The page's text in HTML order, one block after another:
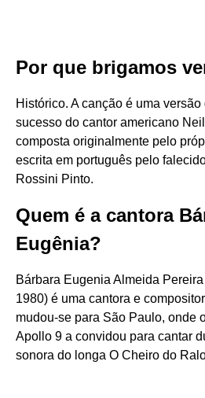
Por que brigamos
Histórico. A canção é uma
sucesso do cantor americano
composta originalmente pelo
escrita em português pelo
Rossini Pinto.
Quem é a cantora
Eugênia?
Bárbara Eugenia Almeida
1980) é uma cantora e
mudou-se para São Paulo, onde
Apollo 9 a convidou para cantar
sonora do longa O Cheiro do